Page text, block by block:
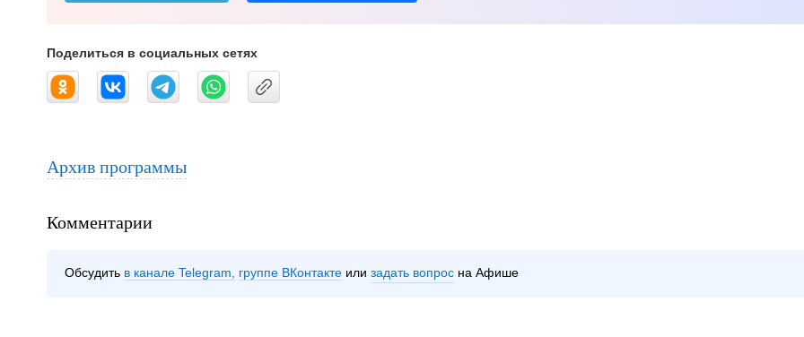
Поделиться в социальных сетях
Архив программы
Комментарии
Обсудить в канале Telegram группе ВКонтакте задать вопрос на Афише